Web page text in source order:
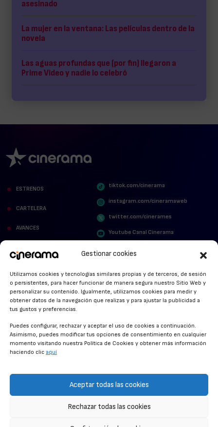
Gestionar cookies
Utilizamos cookies y tecnologías similares propias y de terceros, de sesión
o persistentes, para hacer funcionar de manera segura nuestro Sitio Web y
personalizar su contenido. Igualmente, utilizamos cookies para medir y
obtener datos de la navegación que realizas y para ajustar la publicidad a
tus gustos y preferencias.
Puedes configurar, rechazar y aceptar el uso de cookies a continuación.
Asimismo, puedes modificar tus opciones de consentimiento en cualquier
momento visitando nuestra Política de Cookies y obtener más información
haciendo clic aquí
Aceptar todas las cookies
Rechazar todas las cookies
asesinado
La mujer en la ventana: Las películas dentro de la
novela
Las aguas profundas que (por fin) llegaron a
Prime Video y nadie lo celebró
ESTRENOS
CARTELERA
AVANCES
STREAMING NEWS
ANUNCIOS DE CINE
tiktok.com/cinerama
instagram.com/cineramaweb
twitter.com/cinerames
Youtube Canal Cinerama
POLÍTICA DE COOKIES